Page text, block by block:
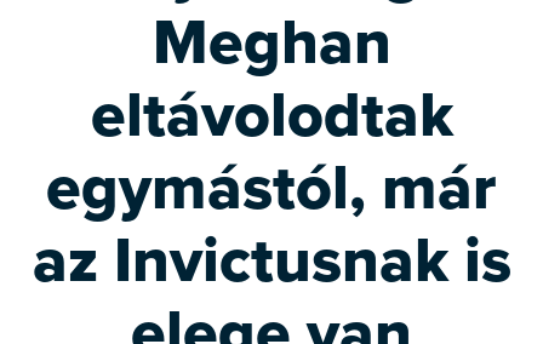
Meghan
eltávolodtak
egymástól, már
az Invictusnak is